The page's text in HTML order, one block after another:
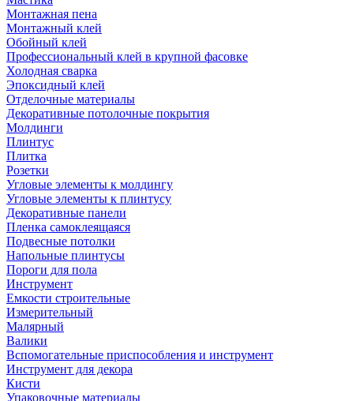
Монтажная пена
Монтажный клей
Обойный клей
Профессиональный клей в крупной фасовке
Холодная сварка
Эпоксидный клей
Отделочные материалы
Декоративные потолочные покрытия
Молдинги
Плинтус
Плитка
Розетки
Угловые элементы к молдингу
Угловые элементы к плинтусу
Декоративные панели
Пленка самоклеящаяся
Подвесные потолки
Напольные плинтусы
Пороги для пола
Инструмент
Емкости строительные
Измерительный
Малярный
Валики
Вспомогательные приспособления и инструмент
Инструмент для декора
Кисти
Упаковочные материалы